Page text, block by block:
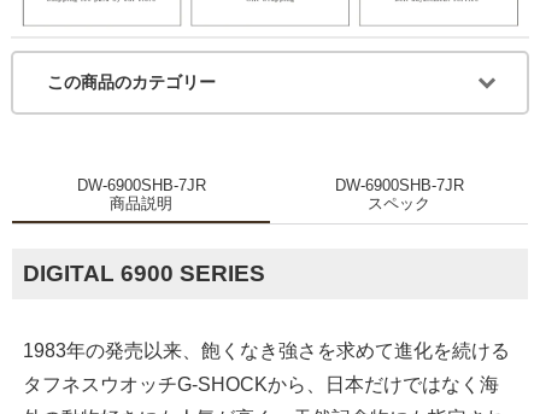
この商品のカテゴリー
DW-6900SHB-7JR
商品説明
DW-6900SHB-7JR
スペック
DIGITAL 6900 SERIES
1983年の発売以来、飽くなき強さを求めて進化を続ける
タフネスウオッチG-SHOCKから、日本だけではなく海